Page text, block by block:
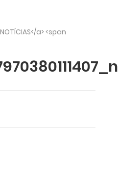
a> <span